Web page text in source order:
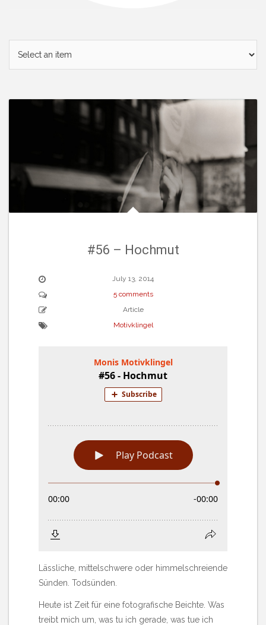
#56 – Hochmut
July 13, 2014
5 comments
Article
Motivklingel
Lässliche, mittelschwere oder himmelschreiende
Sünden. Todsünden.
Heute ist Zeit für eine fotografische Beichte. Was
treibt mich um, was tu ich gerade, was tue ich